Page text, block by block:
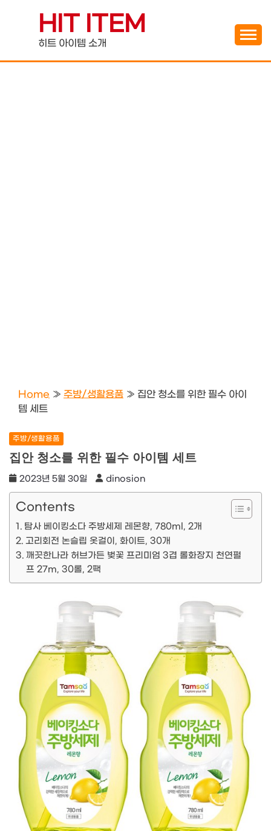
contentHIT ITEM
히트 아이템 소개
Home » 주방/생활용품 » 집안 청소를 위한 필수 아이
템 세트
주방/생활용품
집안 청소를 위한 필수 아이템 세트
2023년 5월 30일 dinosion
Contents
탐사 베이킹소다 주방세제 레몬향, 780ml, 2개
고리회전 논슬립 옷걸이, 화이트, 30개
깨끗한나라 허브가든 벚꽃 프리미엄 3겹 롤화장지 천연펄
프 27m, 30롤, 2팩